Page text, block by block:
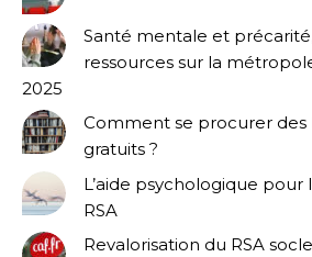
Santé mentale et
ressources sur la
2025
Comment se procurer des
gratuits ?
L’aide psychologique pour
RSA
Revalorisation du RSA socle